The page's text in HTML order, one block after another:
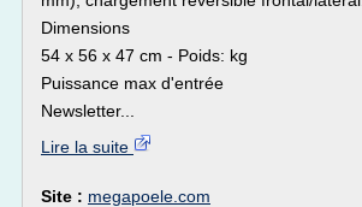
Dimensions
54 x 56 x 47 cm - Poids: kg
Puissance max d'entrée
Newsletter...
Lire la suite
Site : megapoele.com